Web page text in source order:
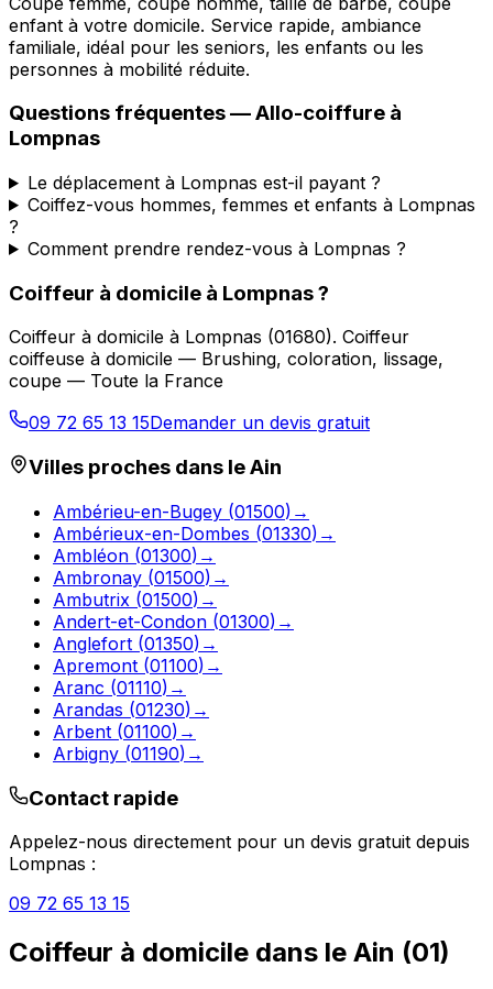
enfant à votre domicile. Service rapide, ambiance
familiale, idéal pour les seniors, les enfants ou les
personnes à mobilité réduite.
Questions fréquentes —Allo-coiffure à
Lompnas
Le déplacement à Lompnas est-il payant ?
Coiffez-vous hommes, femmes et enfants à Lompnas
?
Comment prendre rendez-vous à Lompnas ?
Coiffeur à domicile à Lompnas?
Coiffeur à domicile à Lompnas (01680). Coiffeur
coiffeuse à domicile — Brushing, coloration, lissage,
coupe — Toute la France
09 72 65 13 15Demander un devis gratuit
Villes proches dans leAin
Ambérieu-en-Bugey (01500) →
Ambérieux-en-Dombes (01330) →
Ambléon (01300) →
Ambronay (01500) →
Ambutrix (01500) →
Andert-et-Condon (01300) →
Anglefort (01350) →
Apremont (01100) →
Aranc (01110) →
Arandas (01230) →
Arbent (01100) →
Arbigny (01190) →
Contact rapide
Appelez-nous directement pour un devis gratuit depuis
Lompnas :
09 72 65 13 15
Coiffeur à domicile dans le Ain (01)